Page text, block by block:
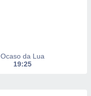
Ocaso da Lua
19:25